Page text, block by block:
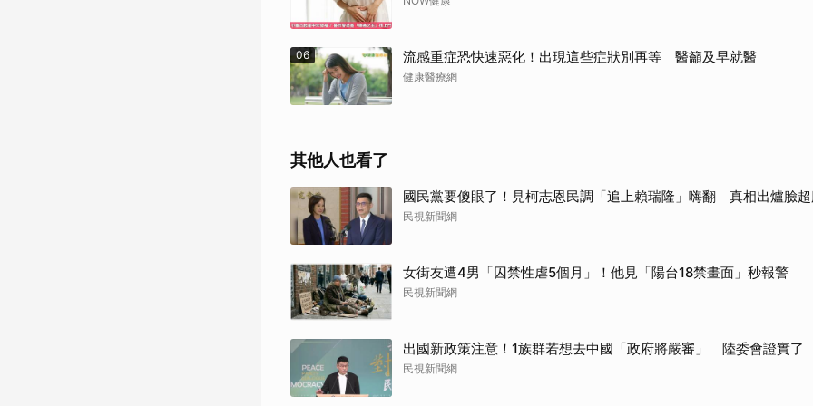
06 流感重症恐快速惡化！出現這些症狀別再等 醫籲及早就醫
健康醫療網
其他人也看了
國民黨要傻眼了！見柯志恩民調「追上賴瑞隆」嗨翻 真相出爐臉
民視新聞網
女街友遭4男「囚禁性虐5個月」！他見「陽台18禁畫面」秒報警
民視新聞網
出國新政策注意！1族群若想去中國「政府將嚴審」 陸委會證實了
民視新聞網